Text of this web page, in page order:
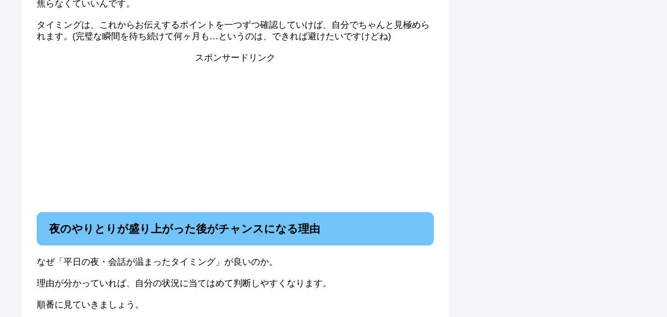
焦らなくていいんです。
タイミングは、これからお伝えするポイントを一つずつ確認していけば、自分でちゃんと見極めら
れます。(完璧な瞬間を待ち続けて何ヶ月も…というのは、できれば避けたいですけどね)
スポンサードリンク
夜のやりとりが盛り上がった後がチャンスになる理由
なぜ「平日の夜・会話が温まったタイミング」が良いのか。
理由が分かっていれば、自分の状況に当てはめて判断しやすくなります。
順番に見ていきましょう。